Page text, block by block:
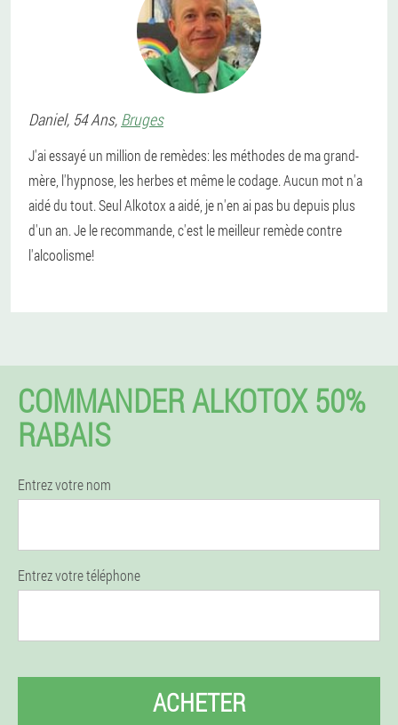
Daniel, 54 Ans, Bruges
J'ai essayé un million de remèdes: les méthodes de ma grand-
mère, l'hypnose, les herbes et même le codage. Aucun mot n'a
aidé du tout. Seul Alkotox a aidé, je n'en ai pas bu depuis plus
d'un an. Je le recommande, c'est le meilleur remède contre
l'alcoolisme!
COMMANDER ALKOTOX 50%
RABAIS
Entrez votre nom
Entrez votre téléphone
ACHETER